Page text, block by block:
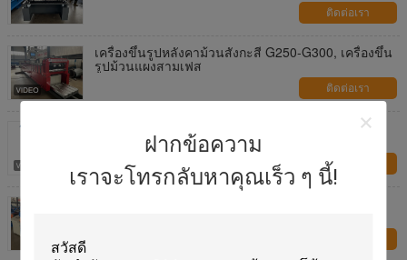
ฝากข้อความ
เราจะโทรกลับหาคุณเร็ว ๆ นี้!
ติดต่อเรา
เครื่องขึ้นรูปหลังคาม้วนสังกะสี G250-G300, เครื่องขึ้น
รูปม้วนแผงสามเฟส
ติดต่อเรา
ติดต่อเรา